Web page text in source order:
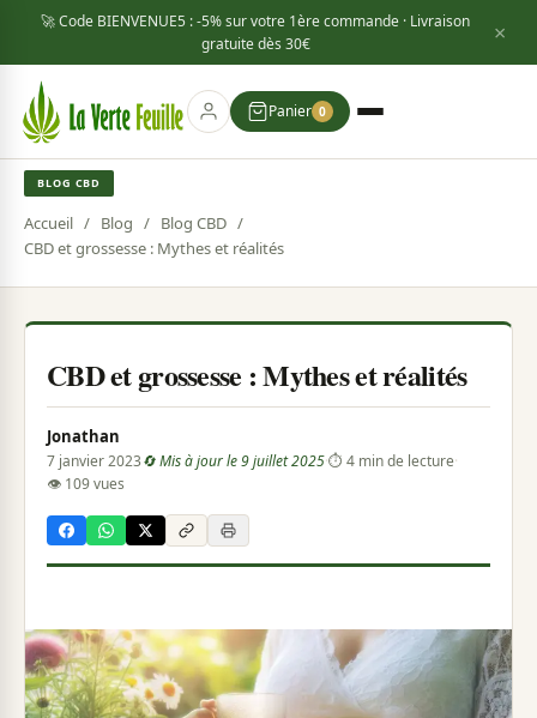
🚀 Code BIENVENUE5 : -5% sur votre 1ère commande · Livraison
gratuite dès 30€ ×
Panier 0
BLOG CBD
Accueil / Blog / Blog CBD /
CBD et grossesse : Mythes et réalités
CBD et grossesse : Mythes et réalités
Jonathan
7 janvier 2023🔄 Mis à jour le 9 juillet 2025·⏱ 4 min de lecture·
👁 109 vues